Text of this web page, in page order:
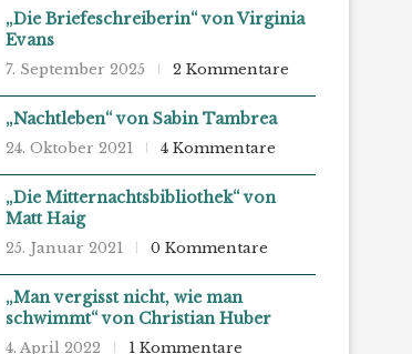
„Die Briefeschreiberin“ von Virginia
Evans
7. September 2025 2 Kommentare
„Nachtleben“ von Sabin Tambrea
24. Oktober 2021 4 Kommentare
„Die Mitternachtsbibliothek“ von
Matt Haig
25. Januar 2021 0 Kommentare
„Man vergisst nicht, wie man
schwimmt“ von Christian Huber
4. April 2022 1 Kommentare